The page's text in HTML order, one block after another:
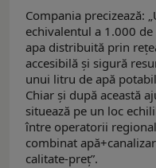
Compania precizează:
echivalentul a 1.000
apa distribuită prin
accesibilă și sigură
unui litru de apă
Chiar și după această
situează pe un loc
între operatorii
combinat
calitate-preț”.